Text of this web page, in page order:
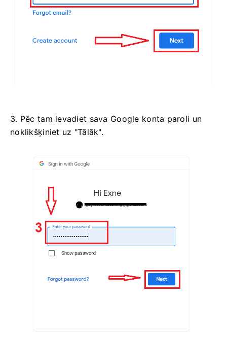
3. Pēc tam ievadiet sava Google konta paroli un
noklikšķiniet uz "Tālāk".